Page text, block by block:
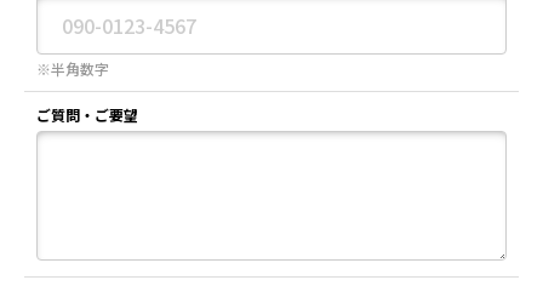
※半角数字
ご質問・ご要望